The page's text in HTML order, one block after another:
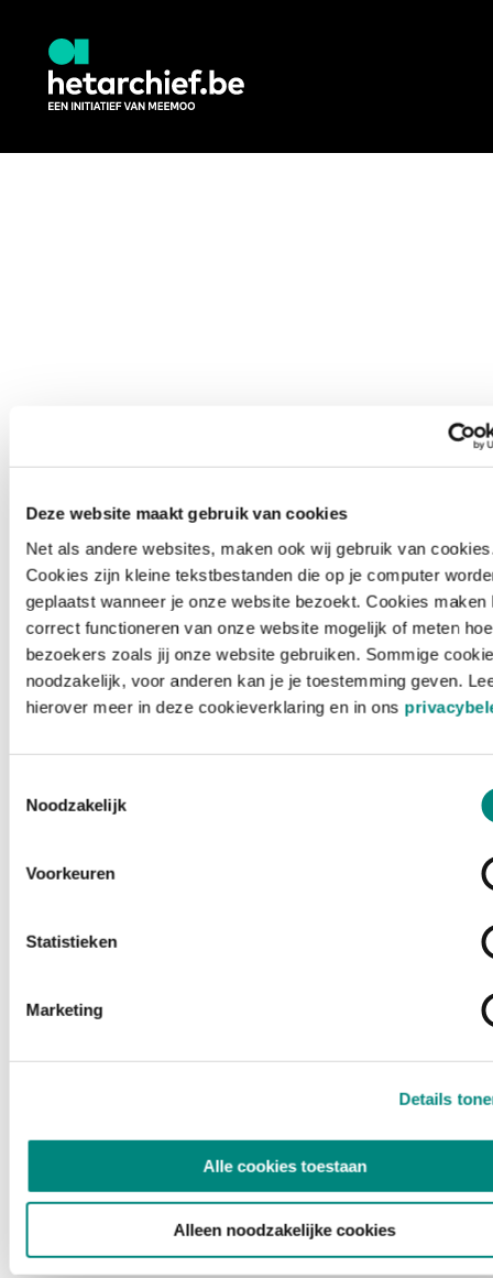
Deze website maakt gebruik van cookies
Net als andere websites, maken ook wij gebruik van
Cookies zijn kleine tekstbestanden die op je computer
geplaatst wanneer je onze website bezoekt. Cookies maken
correct functioneren van onze website mogelijk of meten hoe
bezoekers zoals jij onze website gebruiken. Sommige
noodzakelijk, voor anderen kan je je toestemming geven.
hierover meer in deze cookieverklaring en in ons
Noodzakelijk
Voorkeuren
Statistieken
Marketing
Details
Alle cookies toestaan
Alleen noodzakelijke cookies